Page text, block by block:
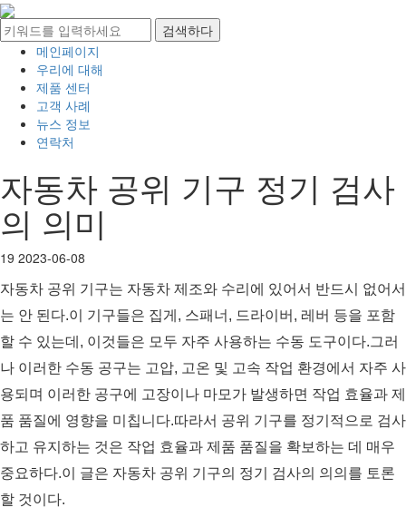
메인페이지
우리에 대해
제품 센터
고객 사례
뉴스 정보
연락처
자동차 공위 기구 정기 검사
의 의미
19 2023-06-08
자동차 공위 기구는 자동차 제조와 수리에 있어서 반드시 없어서
는 안 된다.이 기구들은 집게, 스패너, 드라이버, 레버 등을 포함
할 수 있는데, 이것들은 모두 자주 사용하는 수동 도구이다.그러
나 이러한 수동 공구는 고압, 고온 및 고속 작업 환경에서 자주 사
용되며 이러한 공구에 고장이나 마모가 발생하면 작업 효율과 제
품 품질에 영향을 미칩니다.따라서 공위 기구를 정기적으로 검사
하고 유지하는 것은 작업 효율과 제품 품질을 확보하는 데 매우
중요하다.이 글은 자동차 공위 기구의 정기 검사의 의의를 토론
할 것이다.